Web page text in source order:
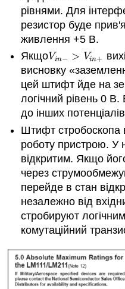
рівнями. Для
резистор буде
живлення +5 В.
ЯкщоVin− > Vin+
Vin− >V in+
висновку
цей штифт йде на
логічний рівень 0
до інших
Штифт стробоскопа
роботу пристрою. У
відкритим. Якщо
через
перейде в стан
незалежно від
стробируют
комутаційний